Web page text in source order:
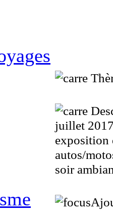
juillet
exposition
autos/
soir